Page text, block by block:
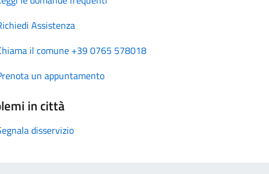
Assistenza
il comune +39 0765 578018
un appuntamento
in città
disservizio